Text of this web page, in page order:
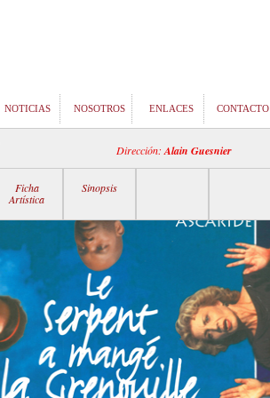
NOTICIAS NOSOTROS ENLACES CONTACTO
Dirección: Alain Guesnier
Ficha
Artística
Sinopsis